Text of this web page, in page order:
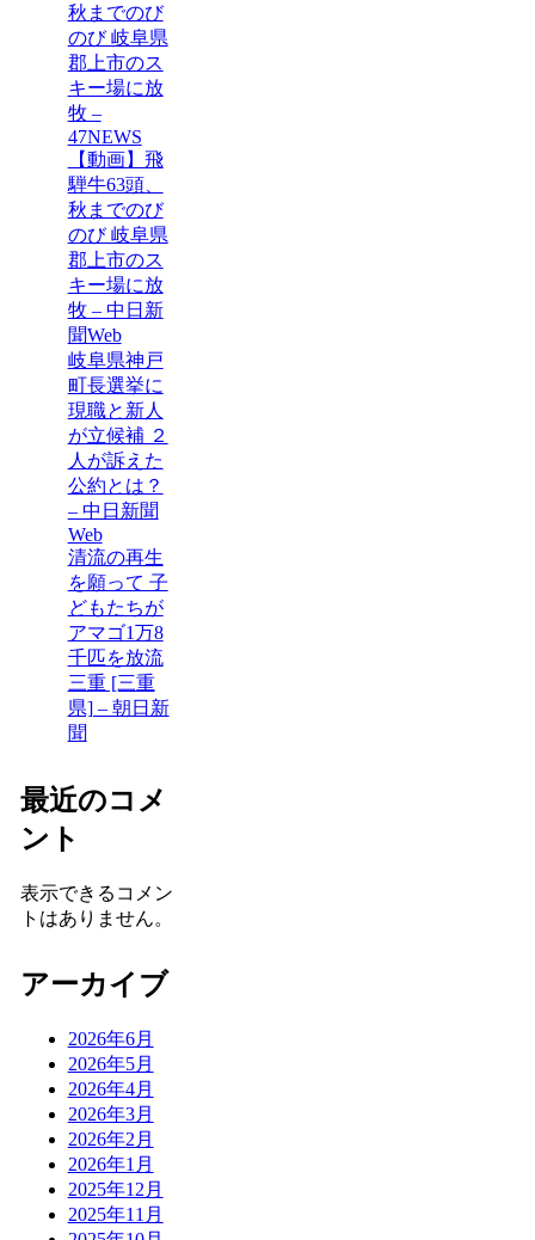
秋までのび
のび 岐阜県
郡上市のス
キー場に放
牧 –
47NEWS
【動画】飛
騨牛63頭、
秋までのび
のび 岐阜県
郡上市のス
キー場に放
牧 – 中日新
聞Web
岐阜県神戸
町長選挙に
現職と新人
が立候補 ２
人が訴えた
公約とは？
– 中日新聞
Web
清流の再生
を願って 子
どもたちが
アマゴ1万8
千匹を放流
三重 [三重
県] – 朝日新
聞
最近のコメ
ント
表示できるコメン
トはありません。
アーカイブ
2026年6月
2026年5月
2026年4月
2026年3月
2026年2月
2026年1月
2025年12月
2025年11月